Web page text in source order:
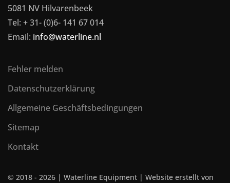
5081 NV Hilvarenbeek
Tel: + 31- (0)6- 141 67 014
Email: info@waterline.nl
Fehler melden
Datenschutzerklärung
Allgemeine Geschäftsbedingungen
Sitemap
Kontakt
© 2018 - 2026 | Waterline Equipment | Website erstellt von